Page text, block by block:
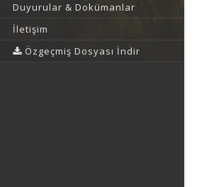
Duyurular & Dokümanlar
İletişim
Özgeçmiş Dosyası İndir